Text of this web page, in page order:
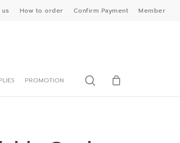
How to order Confirm Payment Member
PROMOTION search